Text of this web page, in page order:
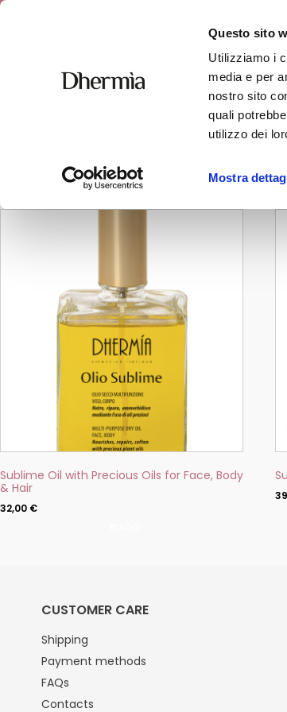
Questo sito
Utilizziamo i
media e per
nostro sito
quali
utilizzo dei
Mostra
Showing all 2 results
Sublime Oil with Precious Oils for Face, Body
& Hair
32,00 €
CUSTOMER CARE
Shipping
Payment methods
FAQs
Contacts